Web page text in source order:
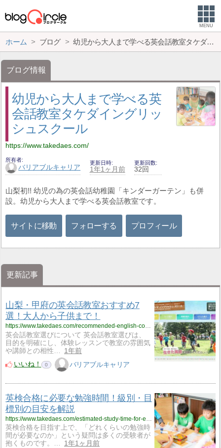
MENU
ホーム ブログ 幼児から大人まで学べる英会話教室タケダイングリッシュスクール
ブログ情報
幼児から大人まで学べる英
会話教室タケダイングリッ
シュスクール
https://www.takedaes.com/
所有者
バリアブルキャリア
更新日時
1年1ヶ月前
更新回数
32回
山梨初!! 幼児の為の英会話幼稚園「キンダーガーテン」も併
設。幼児から大人まで学べる英会話教室です。
サイトに移動 フォローする プロフィール
更新記事
山梨・甲府の英会話教室おすすめ7
選！大人から子供まで！
https://www.takedaes.com/recommended-english-conversation-classes-758
英会話教室選びについて 英会話教室選びは、
目的を明確にし、体験レッスンで教室の雰囲気
や講師との相性…
1年前
いいね！
0 バリアブルキャリア
英検合格に必要な勉強時間！級別・目
標別の目安を解説
英検合格を目指す上で、「どれくらいの勉強時
間が必要なのか」という疑問は多くの受験者が
抱くものです。…
1年1ヶ月前